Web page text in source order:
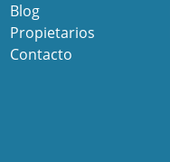
Blog
Propietarios
Contacto